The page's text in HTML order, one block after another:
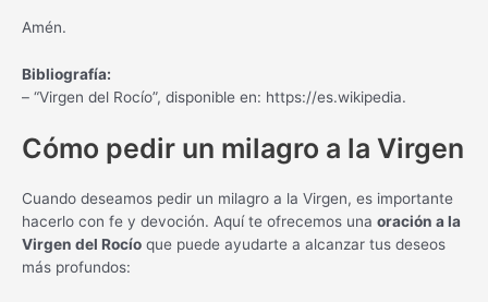
Amén.
Bibliografía:
– “Virgen del Rocío”, disponible en: https://es.wikipedia.
Cómo pedir un milagro a la Virgen
Cuando deseamos pedir un milagro a la Virgen, es importante
hacerlo con fe y devoción. Aquí te ofrecemos una oración a la
Virgen del Rocío que puede ayudarte a alcanzar tus deseos
más profundos: